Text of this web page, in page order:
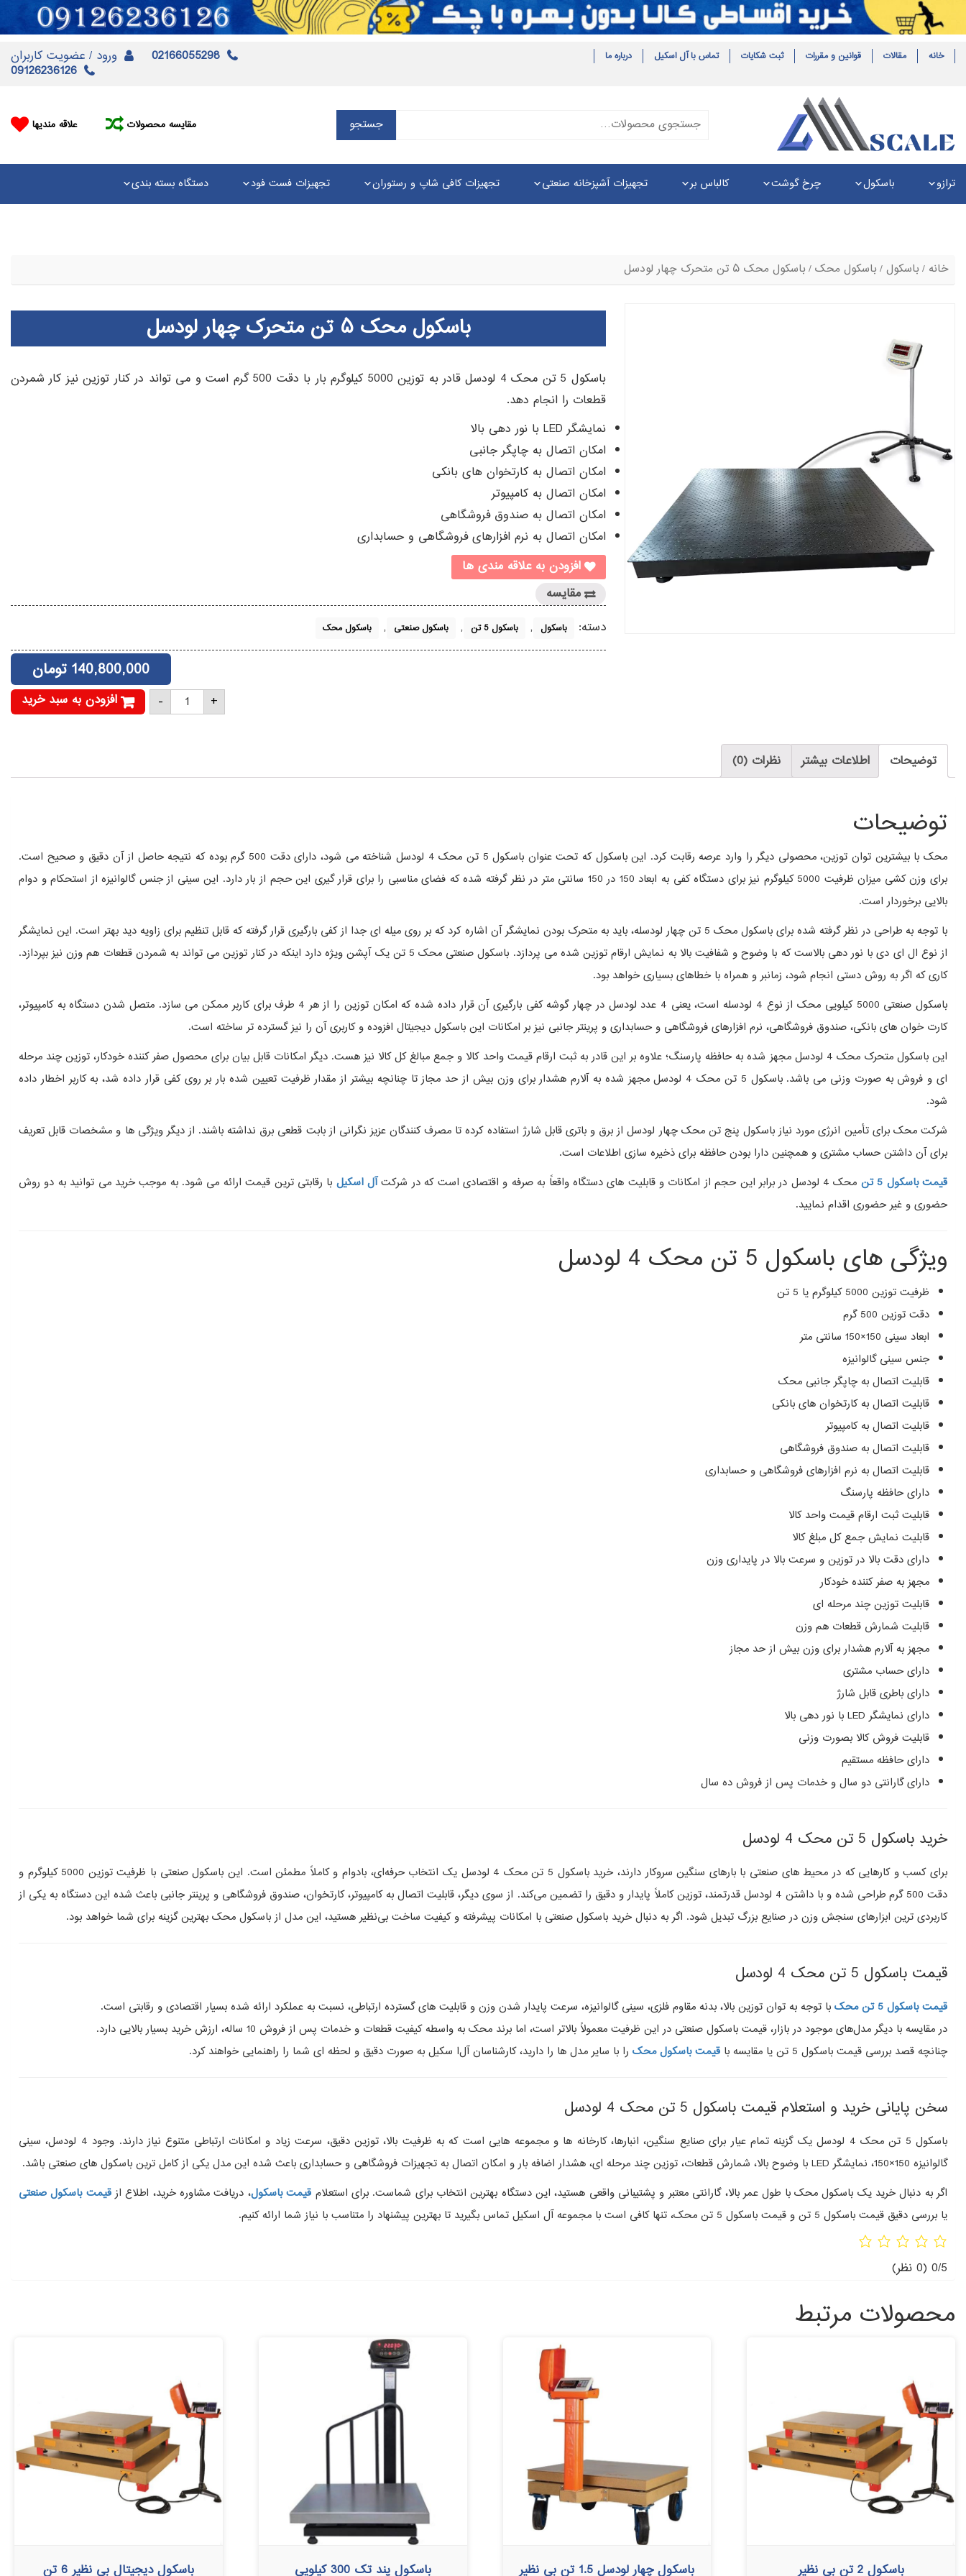
خانه مقالات قوانین و مقررات ثبت شکایات تماس با آل اسکیل درباره ما ورود / عضویت کاربران 02166055298
09126236126
جستجو
برای:
جستجو علاقه مندیها مقایسه محصولات
ترازو باسکول چرخ گوشت کالباس بر تجهیزات آشپزخانه صنعتی تجهیزات کافی شاپ و رستوران تجهیزات فست فود دستگاه بسته بندی
خانه /باسکول/باسکول محک/ باسکول محک ۵ تن متحرک چهار لودسل
باسکول محک ۵ تن متحرک چهار لودسل
140,800,000 تومان
باسکول 5 تن محک 4 لودسل قادر به توزین 5000 کیلوگرم بار با دقت 500 گرم است و می تواند در کنار توزین نیز کار شمردن
قطعات را انجام دهد.
نمایشگر LED با نور دهی بالا
امکان اتصال به چاپگر جانبی
امکان اتصال به کارتخوان های بانکی
امکان اتصال به کامپیوتر
امکان اتصال به صندوق فروشگاهی
امکان اتصال به نرم افزارهای فروشگاهی و حسابداری
- باسکول
محک۵
+ افزودن به سبد خرید
افزودن به علاقه مندی ها
مقایسه
دسته:
باسکول , باسکول 5 تن , باسکول صنعتی , باسکول محک
توضیحات اطلاعات بیشتر نظرات (0)
توضیحات
محک با بیشترین توان توزین، محصولی دیگر را وارد عرصه رقابت کرد. این باسکول که تحت عنوان باسکول 5 تن محک 4 لودسل شناخته می شود، دارای دقت 500 گرم بوده که نتیجه حاصل از آن دقیق و صحیح است.
برای وزن کشی میزان ظرفیت 5000 کیلوگرم نیز برای دستگاه کفی به ابعاد 150 در 150 سانتی متر در نظر گرفته شده که فضای مناسبی را برای قرار گیری این حجم از بار دارد. این سینی از جنس گالوانیزه از استحکام و دوام
بالایی برخوردار است.
با توجه به طراحی در نظر گرفته شده برای باسکول محک 5 تن چهار لودسله، باید به متحرک بودن نمایشگر آن اشاره کرد که بر روی میله ای جدا از کفی بارگیری قرار گرفته که قابل تنظیم برای زاویه دید بهتر است. این نمایشگر
از نوع ال ای دی با نور دهی بالاست که با وضوح و شفافیت بالا به نمایش ارقام توزین شده می پردازد. باسکول صنعتی محک 5 تن یک آپشن ویژه دارد اینکه در کنار توزین می تواند به شمردن قطعات هم وزن نیز بپردازد.
کاری که اگر به روش دستی انجام شود، زمانبر و همراه با خطاهای بسیاری خواهد بود.
باسکول صنعتی 5000 کیلویی محک از نوع 4 لودسله است، یعنی 4 عدد لودسل در چهار گوشه کفی بارگیری آن قرار داده شده که امکان توزین را از هر 4 طرف برای کاربر ممکن می سازد. متصل شدن دستگاه به کامپیوتر،
کارت خوان های بانکی، صندوق فروشگاهی، نرم افزارهای فروشگاهی و حسابداری و پرینتر جانبی نیز بر امکانات این باسکول دیجیتال افزوده و کاربری آن را نیز گسترده تر ساخته است.
این باسکول متحرک محک 4 لودسل مجهز شده به حافظه پارسنگ؛ علاوه بر این قادر به ثبت ارقام قیمت واحد کالا و جمع مبالغ کل کالا نیز هست. دیگر امکانات قابل بیان برای محصول صفر کننده خودکار، توزین چند مرحله
ای و فروش به صورت وزنی می باشد. باسکول 5 تن محک 4 لودسل مجهز شده به آلارم هشدار برای وزن بیش از حد مجاز تا چنانچه بیشتر از مقدار ظرفیت تعیین شده بار بر روی کفی قرار داده شد، به کاربر اخطار داده
شود.
شرکت محک برای تأمین انرژی مورد نیاز باسکول پنج تن محک چهار لودسل از برق و باتری قابل شارژ استفاده کرده تا مصرف کنندگان عزیز نگرانی از بابت قطعی برق نداشته باشند. از دیگر ویژگی ها و مشخصات قابل تعریف
برای آن داشتن حساب مشتری و همچنین دارا بودن حافظه برای ذخیره سازی اطلاعات است.
قیمت باسکول 5 تن
محک 4 لودسل در برابر این حجم از امکانات و قابلیت های دستگاه واقعاً به صرفه و اقتصادی است که در شرکت آل اسکیل با رقابتی ترین قیمت ارائه می شود. به موجب خرید می توانید به دو روش
حضوری و غیر حضوری اقدام نمایید.
ویژگی های باسکول 5 تن محک 4 لودسل
ظرفیت توزین 5000 کیلوگرم یا 5 تن
دقت توزین 500 گرم
ابعاد سینی 150×150 سانتی متر
جنس سینی گالوانیزه
قابلیت اتصال به چاپگر جانبی محک
قابلیت اتصال به کارتخوان های بانکی
قابلیت اتصال به کامپیوتر
قابلیت اتصال به صندوق فروشگاهی
قابلیت اتصال به نرم افزارهای فروشگاهی و حسابداری
دارای حافظه پارسنگ
قابلیت ثبت ارقام قیمت واحد کالا
قابلیت نمایش جمع کل مبلغ کالا
دارای دقت بالا در توزین و سرعت بالا در پایداری وزن
مجهز به صفر کننده خودکار
قابلیت توزین چند مرحله ای
قابلیت شمارش قطعات هم وزن
مجهز به آلارم هشدار برای وزن بیش از حد مجاز
دارای حساب مشتری
دارای باطری قابل شارژ
دارای نمایشگر LED با نور دهی بالا
قابلیت فروش کالا بصورت وزنی
دارای حافظه مستقیم
دارای گارانتی دو سال و خدمات پس از فروش ده سال
خرید باسکول 5 تن محک 4 لودسل
برای کسب‌ و‌ کارهایی که در محیط‌ های صنعتی با بارهای سنگین سروکار دارند، خرید باسکول 5 تن محک 4 لودسل یک انتخاب حرفه‌ای، بادوام و کاملاً مطمئن است. این باسکول صنعتی با ظرفیت توزین 5000 کیلوگرم و
دقت 500 گرم طراحی شده و با داشتن 4 لودسل قدرتمند، توزین کاملاً پایدار و دقیق را تضمین می‌کند. از سوی دیگر، قابلیت اتصال به کامپیوتر، کارتخوان، صندوق فروشگاهی و پرینتر جانبی باعث شده این دستگاه به یکی از
کاربردی‌ ترین ابزارهای سنجش وزن در صنایع بزرگ تبدیل شود. اگر به دنبال خرید باسکول صنعتی با امکانات پیشرفته و کیفیت ساخت بی‌نظیر هستید، این مدل از باسکول محک بهترین گزینه برای شما خواهد بود.
قیمت باسکول 5 تن محک 4 لودسل
قیمت باسکول 5 تن محکبا توجه به توان توزین بالا، بدنه مقاوم فلزی، سینی گالوانیزه، سرعت پایدار شدن وزن و قابلیت‌ های گسترده ارتباطی، نسبت به عملکرد ارائه‌ شده بسیار اقتصادی و رقابتی است.
در مقایسه با دیگر مدل‌های موجود در بازار، قیمت باسکول صنعتی در این ظرفیت معمولاً بالاتر است، اما برند محک به‌ واسطه کیفیت قطعات و خدمات پس از فروش 10 ساله، ارزش خرید بسیار بالایی دارد.
چنانچه قصد بررسی قیمت باسکول 5 تن یا مقایسه با
قیمت باسکول محک را با سایر مدل‌ ها را دارید، کارشناسان آل‌ا سکیل به‌ صورت دقیق و لحظه‌ ای شما را راهنمایی خواهند کرد.
سخن پایانی خرید و استعلام قیمت باسکول 5 تن محک 4 لودسل
باسکول 5 تن محک 4 لودسل یک گزینه تمام‌ عیار برای صنایع سنگین، انبارها، کارخانه‌ ها و مجموعه‌ هایی است که به ظرفیت بالا، توزین دقیق، سرعت زیاد و امکانات ارتباطی متنوع نیاز دارند. وجود 4 لودسل، سینی
گالوانیزه 150×150، نمایشگر LED با وضوح بالا، شمارش قطعات، توزین چند مرحله‌ ای، هشدار اضافه بار و امکان اتصال به تجهیزات فروشگاهی و حسابداری باعث شده این مدل یکی از کامل‌ ترین باسکول‌ های صنعتی باشد.
اگر به دنبال خرید یک باسکول محک با طول عمر بالا، گارانتی معتبر و پشتیبانی واقعی هستید، این دستگاه بهترین انتخاب برای شماست.برای استعلام قیمت باسکول، دریافت مشاوره خرید، اطلاع ازقیمت باسکول صنعتی
یا بررسی دقیق قیمت باسکول 5 تن و قیمت باسکول 5 تن محک، تنها کافی است با مجموعه آل‌ اسکیل تماس بگیرید تا بهترین پیشنهاد را متناسب با نیاز شما ارائه کنیم.
0/5 (0 نظر)
محصولات مرتبط
باسکول 2 تن بی نظیر باسکول چهار لودسل 1.5 تن بی نظیر باسکول پند تک 300 کیلویی باسکول دیجیتال بی نظیر 6 تن